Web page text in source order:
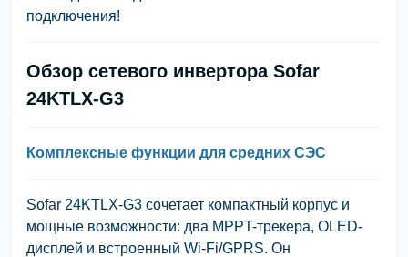
подключения!
Обзор сетевого инвертора Sofar
24KTLX-G3
Комплексные функции для средних СЭС
Sofar 24KTLX-G3 сочетает компактный корпус и
мощные возможности: два MPPT-трекера, OLED-
дисплей и встроенный Wi-Fi/GPRS. Он